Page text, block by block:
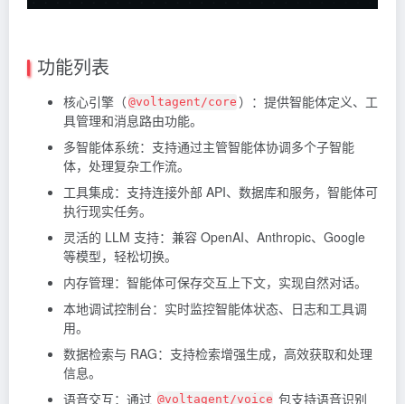
功能列表
核心引擎（ @voltagent/core ）：提供智能体定义、工
具管理和消息路由功能。
多智能体系统：支持通过主管智能体协调多个子智能
体，处理复杂工作流。
工具集成：支持连接外部 API、数据库和服务，智能体可
执行现实任务。
灵活的 LLM 支持：兼容 OpenAI、Anthropic、Google
等模型，轻松切换。
内存管理：智能体可保存交互上下文，实现自然对话。
本地调试控制台：实时监控智能体状态、日志和工具调
用。
数据检索与 RAG：支持检索增强生成，高效获取和处理
信息。
语音交互：通过 @voltagent/voice 包支持语音识别